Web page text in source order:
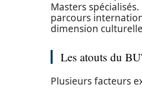
Masters
parcours
dimension
Les atouts du
Plusieurs facteurs